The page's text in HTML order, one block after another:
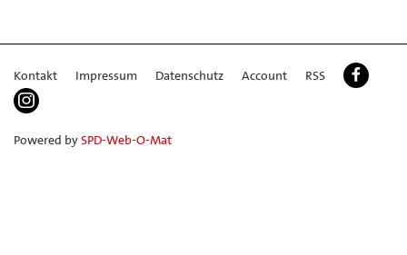
Kontakt Impressum Datenschutz Account RSS
Powered bySPD-Web-O-Mat